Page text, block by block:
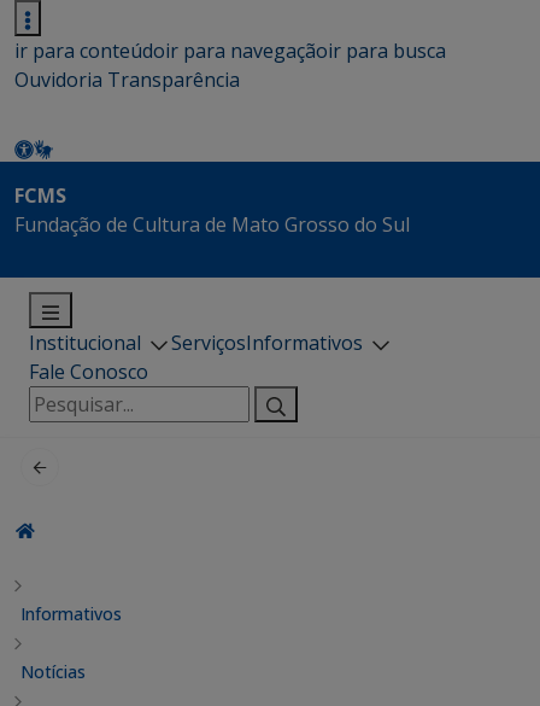
ir para conteúdoir para navegaçãoir para busca
Ouvidoria Transparência
FCMS
Fundação de Cultura de Mato Grosso do Sul
Institucional ServiçosInformativos
Fale Conosco
Pesquisar
por:
Informativos
Notícias